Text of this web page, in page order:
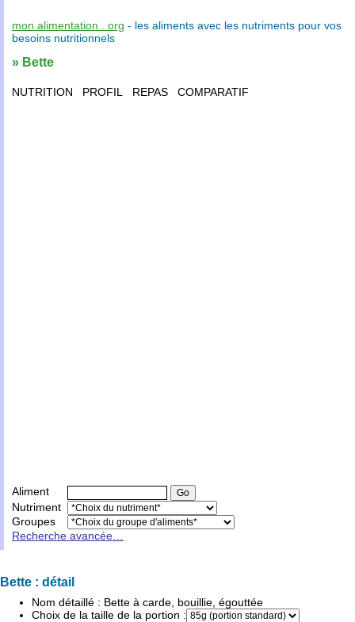
mon alimentation . org - les aliments avec les nutriments pour vos
besoins nutritionnels
» Bette
NUTRITION PROFIL REPAS COMPARATIF
Aliment
Nutriment
Groupes
Recherche avancée…
Bette : détail
Nom détaillé : Bette à carde, bouillie, égouttée
Choix de la taille de la portion :